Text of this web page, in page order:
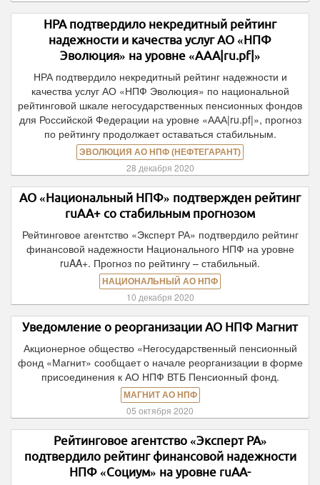
НРА подтвердило некредитный рейтинг
надежности и качества услуг АО «НПФ
Эволюция» на уровне «ААА|ru.pf|»
НРА подтвердило некредитный рейтинг надежности и
качества услуг АО «НПФ Эволюция» по национальной
рейтинговой шкале негосударственных пенсионных фондов
для Российской Федерации на уровне «ААА|ru.pf|», прогноз
по рейтингу продолжает оставаться стабильным.
ЭВОЛЮЦИЯ АО НПФ (НЕФТЕГАРАНТ)
28 декабря 2020
АО «Национальный НПФ» подтвержден рейтинг
ruAA+ со стабильным прогнозом
Рейтинговое агентство «Эксперт РА» подтвердило рейтинг
финансовой надежности Национального НПФ на уровне
ruAA+. Прогноз по рейтингу – стабильный.
НАЦИОНАЛЬНЫЙ АО НПФ
10 декабря 2020
Уведомление о реорганизации АО НПФ Магнит
Акционерное общество «Негосударственный пенсионный
фонд «Магнит» сообщает о начале реорганизации в форме
присоединения к АО НПФ ВТБ Пенсионный фонд.
МАГНИТ АО НПФ
05 октября 2020
Рейтинговое агентство «Эксперт РА»
подтвердило рейтинг финансовой надежности
НПФ «Социум» на уровне ruAА-